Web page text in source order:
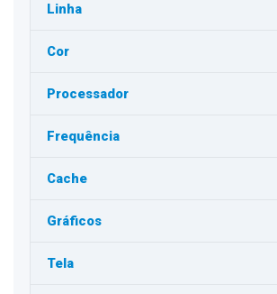
Linha
Cor
Processador
Frequência
Cache
Gráficos
Tela